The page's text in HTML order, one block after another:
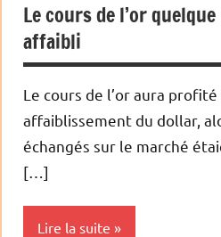
Le cours de l’or
affaibli
Le cours de l’or aura
affaiblissement du dollar,
échangés sur le marché
[…]
Lire la suite